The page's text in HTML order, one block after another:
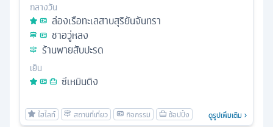
กลางวัน
ล่องเรือทะเลสาบสุริยันจันทรา
ชาอวู่หลง
ร้านพายสับปะรด
เย็น
ซีเหมินติง
ดูรูปเพิ่มเติม